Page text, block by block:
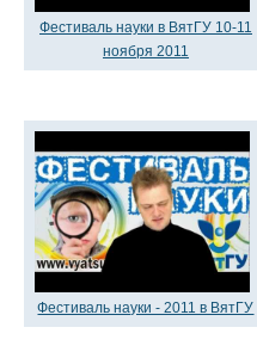
Фестиваль науки в ВятГУ 10-11
ноября 2011
Фестиваль науки - 2011 в ВятГУ